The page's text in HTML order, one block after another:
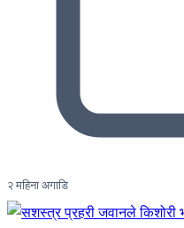
२ महिना अगाडि